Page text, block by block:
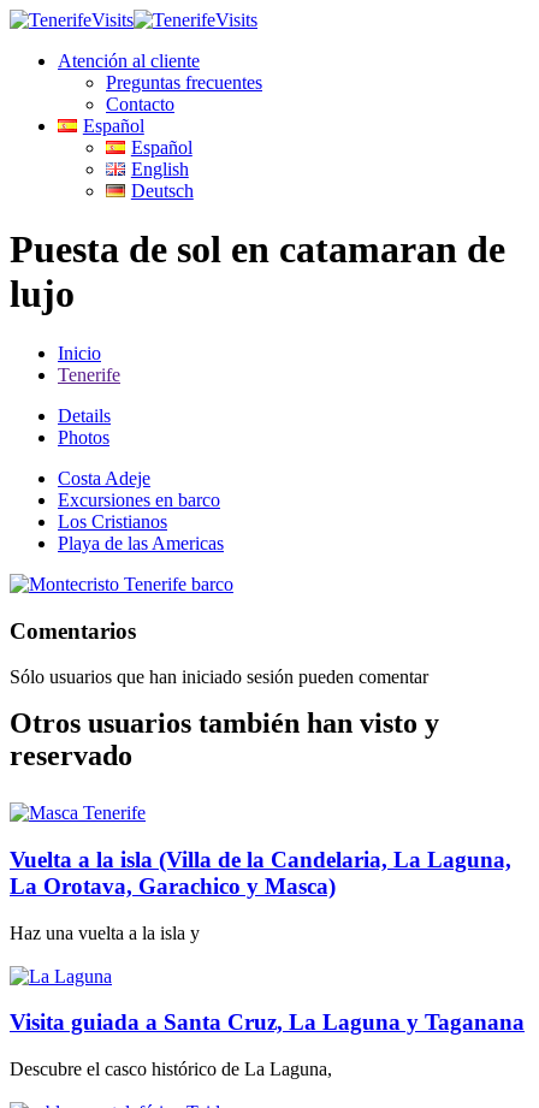
Atención al cliente
Preguntas frecuentes
Contacto
Español
Español
English
Deutsch
Puesta de sol en catamaran de
lujo
Inicio
Tenerife
Details
Photos
Costa Adeje
Excursiones en barco
Los Cristianos
Playa de las Americas
Comentarios
Sólo usuarios que han iniciado sesión pueden comentar
Otros usuarios también han visto y
reservado
Vuelta a la isla (Villa de la Candelaria, La Laguna,
La Orotava, Garachico y Masca)
Haz una vuelta a la isla y
Visita guiada a Santa Cruz, La Laguna y Taganana
Descubre el casco histórico de La Laguna,